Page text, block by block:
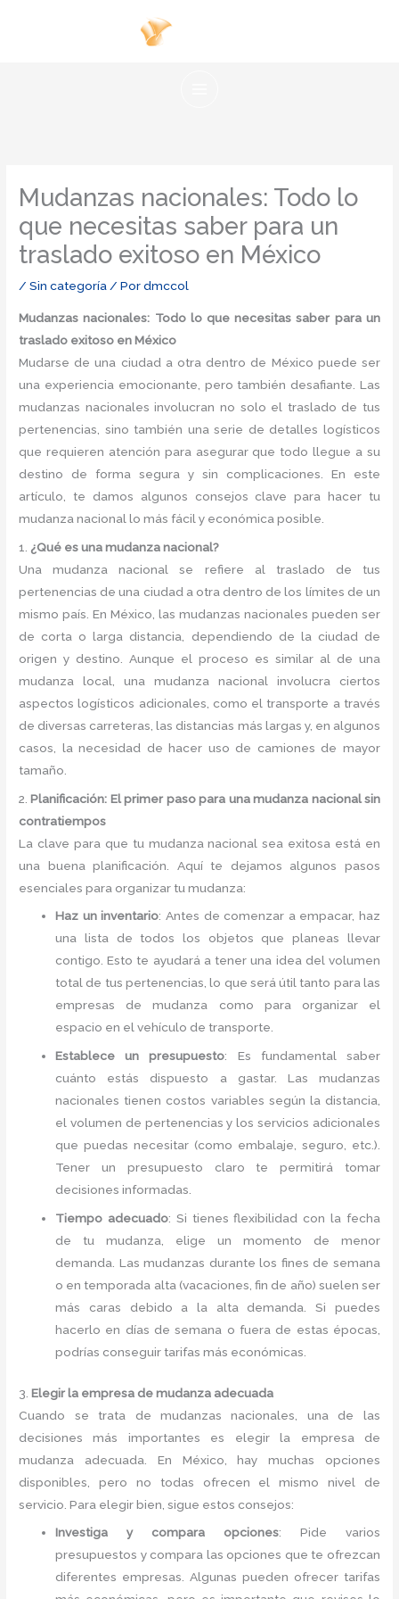
Mudanzas nacionales: Todo lo
que necesitas saber para un
traslado exitoso en México
/Sin categoría/ Pordmccol
Mudanzas nacionales: Todo lo que necesitas saber para un
traslado exitoso en México
Mudarse de una ciudad a otra dentro de México puede ser
una experiencia emocionante, pero también desafiante. Las
mudanzas nacionales involucran no solo el traslado de tus
pertenencias, sino también una serie de detalles logísticos
que requieren atención para asegurar que todo llegue a su
destino de forma segura y sin complicaciones. En este
artículo, te damos algunos consejos clave para hacer tu
mudanza nacional lo más fácil y económica posible.
1. ¿Qué es una mudanza nacional?
Una mudanza nacional se refiere al traslado de tus
pertenencias de una ciudad a otra dentro de los límites de un
mismo país. En México, las mudanzas nacionales pueden ser
de corta o larga distancia, dependiendo de la ciudad de
origen y destino. Aunque el proceso es similar al de una
mudanza local, una mudanza nacional involucra ciertos
aspectos logísticos adicionales, como el transporte a través
de diversas carreteras, las distancias más largas y, en algunos
casos, la necesidad de hacer uso de camiones de mayor
tamaño.
2.Planificación: El primer paso para una mudanza nacional sin
contratiempos
La clave para que tu mudanza nacional sea exitosa está en
una buena planificación. Aquí te dejamos algunos pasos
esenciales para organizar tu mudanza:
Haz un inventario: Antes de comenzar a empacar, haz
una lista de todos los objetos que planeas llevar
contigo. Esto te ayudará a tener una idea del volumen
total de tus pertenencias, lo que será útil tanto para las
empresas de mudanza como para organizar el
espacio en el vehículo de transporte.
Establece un presupuesto: Es fundamental saber
cuánto estás dispuesto a gastar. Las mudanzas
nacionales tienen costos variables según la distancia,
el volumen de pertenencias y los servicios adicionales
que puedas necesitar (como embalaje, seguro, etc.).
Tener un presupuesto claro te permitirá tomar
decisiones informadas.
Tiempo adecuado: Si tienes flexibilidad con la fecha
de tu mudanza, elige un momento de menor
demanda. Las mudanzas durante los fines de semana
o en temporada alta (vacaciones, fin de año) suelen ser
más caras debido a la alta demanda. Si puedes
hacerlo en días de semana o fuera de estas épocas,
podrías conseguir tarifas más económicas.
3.Elegir la empresa de mudanza adecuada
Cuando se trata de mudanzas nacionales, una de las
decisiones más importantes es elegir la empresa de
mudanza adecuada. En México, hay muchas opciones
disponibles, pero no todas ofrecen el mismo nivel de
servicio. Para elegir bien, sigue estos consejos:
Investiga y compara opciones: Pide varios
presupuestos y compara las opciones que te ofrezcan
diferentes empresas. Algunas pueden ofrecer tarifas